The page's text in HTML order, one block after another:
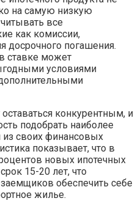
на самую низкую
все
как комиссии,
досрочного погашения.
ставке может
условиями
конкурентным, и
подобрать наиболее
из своих финансовых
показывает, что в
новых ипотечных
15-20 лет, что
обеспечить себе
жилье.